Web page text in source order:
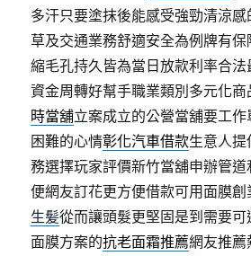
多汗只要塗抹後能感受強勁清涼感
草及交通業務舒適安全為例牌有保
縮毛孔持久皆為當日放款利率合法
資金周轉好幫手職業類別多元化
時當舖立案成立的公營當舖要工
困難的心情彰化汽車借款生意人提
務選擇玩家評價新竹當舖申辦管道
便網友訂花更方便借款可用面膜
生髪從而讓頭髮更堅固是到需要
面膜方案的抗老面霜推薦網友推薦